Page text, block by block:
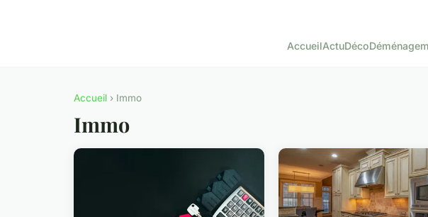
AccueilActuDéco
Accueil › Immo
Immo